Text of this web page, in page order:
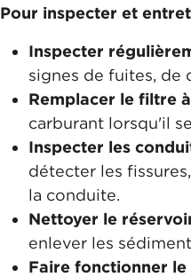
Pour inspecter et
Inspecter
signes de fuites, de
Remplacer le filtre
carburant lorsqu'il
Inspecter les
détecter les
la conduite.
Nettoyer le
enlever les
Faire fonctionner